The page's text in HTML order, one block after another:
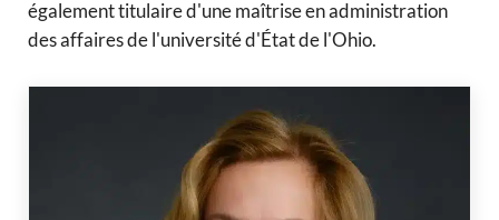
également titulaire d'une maîtrise en administration
des affaires de l'université d'État de l'Ohio.